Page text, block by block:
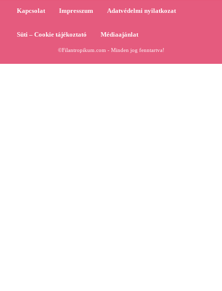
Kapcsolat Impresszum Adatvédelmi nyilatkozat
Süti – Cookie tájékoztató Médiaajánlat
©Filantropikum.com - Minden jog fenntartva!